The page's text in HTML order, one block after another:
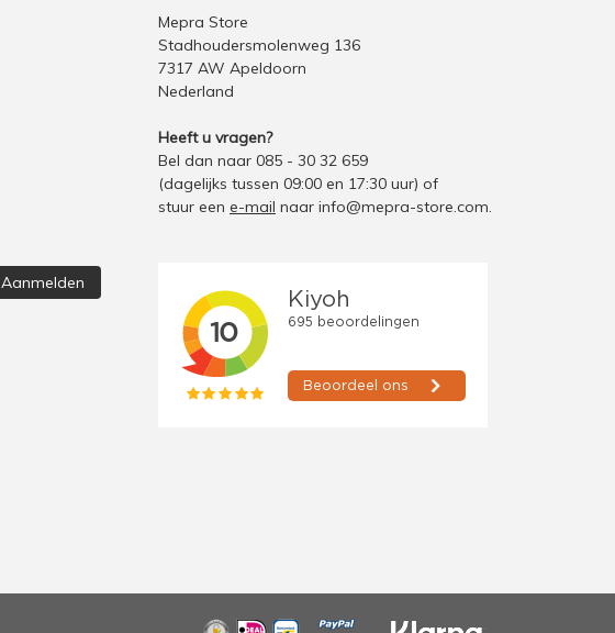
Mepra Store
Stadhoudersmolenweg 136
7317 AW Apeldoorn
Nederland
Heeft u vragen?
Bel dan naar 085 - 30 32 659
(dagelijks tussen 09:00 en 17:30 uur) of
stuur een e-mail naar info@mepra-store.com.
Aanmelden